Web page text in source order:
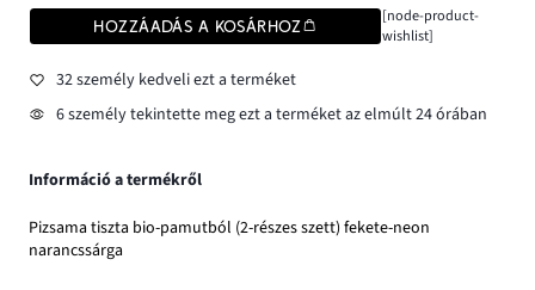
HOZZÁADÁS A KOSÁRHOZ
[node-product-
wishlist]
32 személy kedveli ezt a terméket
6 személy tekintette meg ezt a terméket az elmúlt 24 órában
Információ a termékről
Pizsama tiszta bio-pamutból (2-részes szett) fekete-neon
narancssárga